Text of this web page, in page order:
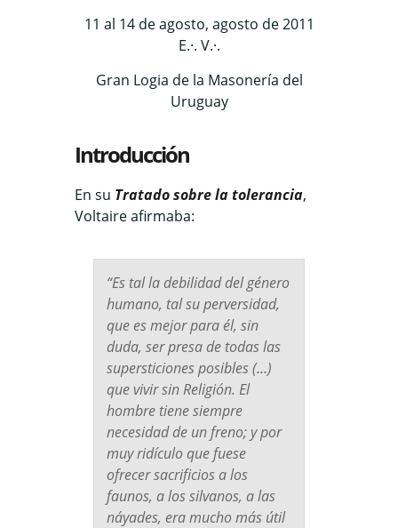
11 al 14 de agosto, agosto de 2011
E.·. V.·.
Gran Logia de la Masonería del
Uruguay
Introducción
En su Tratado sobre la tolerancia,
Voltaire afirmaba:
“Es tal la debilidad del género
humano, tal su perversidad,
que es mejor para él, sin
duda, ser presa de todas las
supersticiones posibles (…)
que vivir sin Religión. El
hombre tiene siempre
necesidad de un freno; y por
muy ridículo que fuese
ofrecer sacrificios a los
faunos, a los silvanos, a las
náyades, era mucho más útil